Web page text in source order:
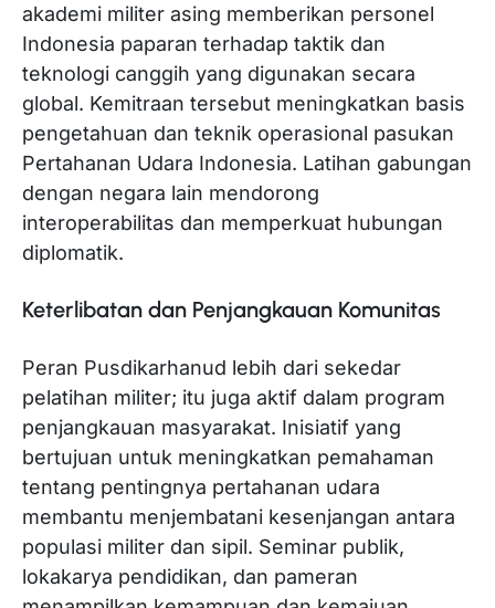
akademi militer asing memberikan personel
Indonesia paparan terhadap taktik dan
teknologi canggih yang digunakan secara
global. Kemitraan tersebut meningkatkan basis
pengetahuan dan teknik operasional pasukan
Pertahanan Udara Indonesia. Latihan gabungan
dengan negara lain mendorong
interoperabilitas dan memperkuat hubungan
diplomatik.
Keterlibatan dan Penjangkauan Komunitas
Peran Pusdikarhanud lebih dari sekedar
pelatihan militer; itu juga aktif dalam program
penjangkauan masyarakat. Inisiatif yang
bertujuan untuk meningkatkan pemahaman
tentang pentingnya pertahanan udara
membantu menjembatani kesenjangan antara
populasi militer dan sipil. Seminar publik,
lokakarya pendidikan, dan pameran